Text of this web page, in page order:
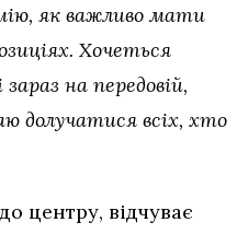
як важливо мати
Хочеться
на передовій,
долучатися всіх, хто
центру, відчуває